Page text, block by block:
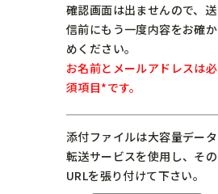
確認画面は出ませんので、送
信前にもう一度内容をお確か
めください。
お名前とメールアドレスは必
須項目*です。
添付ファイルは大容量データ
転送サービスを使用し、その
URLを張り付けて下さい。